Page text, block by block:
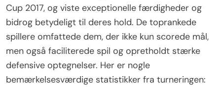
Cup 2017, og viste exceptionelle færdigheder og
bidrog betydeligt til deres hold. De toprankede
spillere omfattede dem, der ikke kun scorede mål,
men også faciliterede spil og opretholdt stærke
defensive optegnelser. Her er nogle
bemærkelsesværdige statistikker fra turneringen: